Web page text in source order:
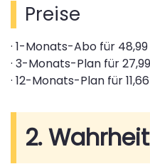
Preise
· 1-Monats-Abo für
· 3-Monats-Plan für
· 12-Monats-Plan für
2.